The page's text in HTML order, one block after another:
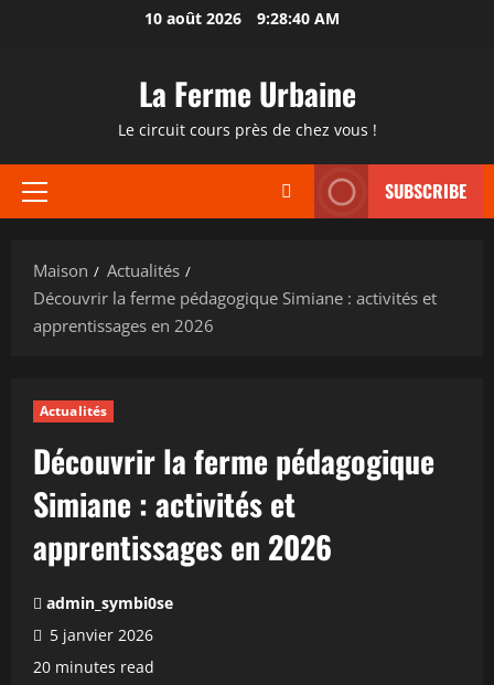
10 août 2026 9:28:41 AM
La Ferme Urbaine
Le circuit cours près de chez vous !
Menu
SUBSCRIBE
Maison
Actualités
Découvrir la ferme pédagogique Simiane : activités et
apprentissages en 2026
Actualités
Découvrir la ferme pédagogique
Simiane : activités et
apprentissages en 2026
admin_symbi0se
5 janvier 2026
20 minutes read